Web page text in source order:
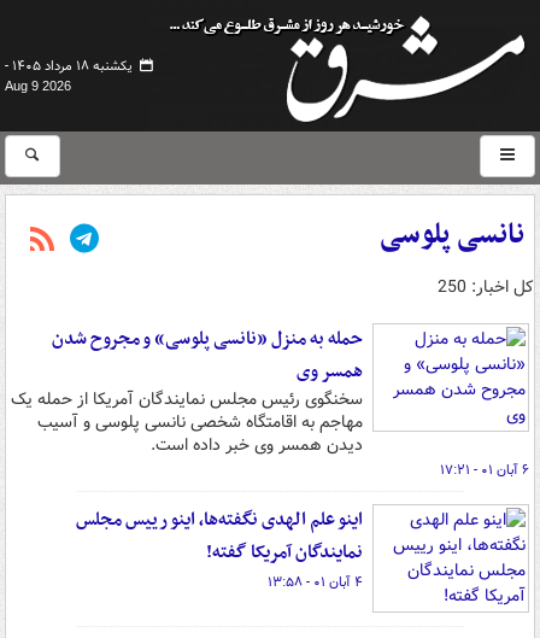
یکشنبه ۱۸ مرداد ۱۴۰۵ -
Aug 9 2026
نانسی پلوسی
کل اخبار: 250
حمله به منزل «نانسی پلوسی» و مجروح شدن
همسر وی
سخنگوی رئیس مجلس نمایندگان آمریکا از حمله یک
مهاجم به اقامتگاه شخصی نانسی پلوسی و آسیب
دیدن همسر وی خبر داده است.
۶ آبان ۰۱ - ۱۷:۲۱
اینو علم الهدی نگفته‌ها، اینو رییس مجلس
نمایندگان آمریکا گفته!
۴ آبان ۰۱ - ۱۳:۵۸